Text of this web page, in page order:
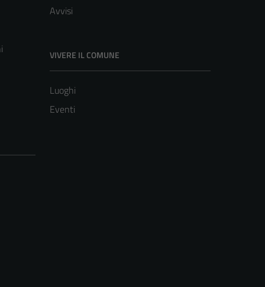
Avvisi
VIVERE IL COMUNE
Luoghi
Eventi